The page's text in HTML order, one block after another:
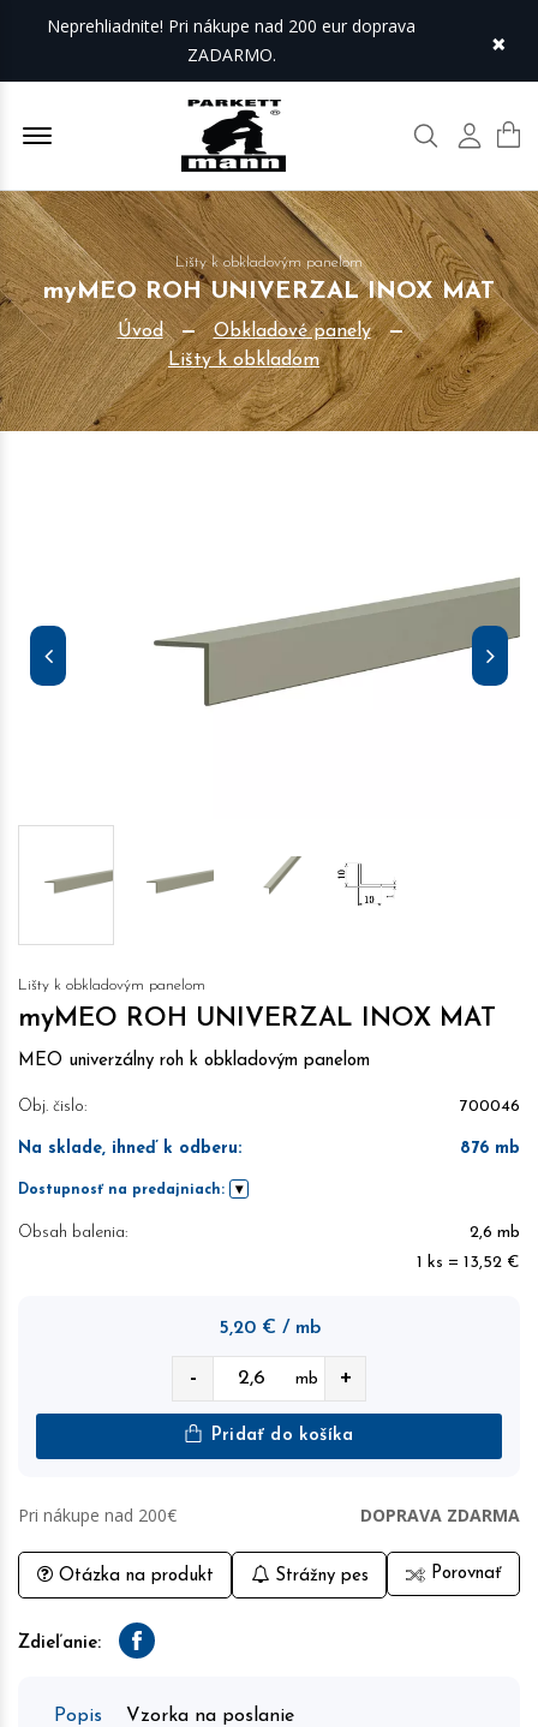
Neprehliadnite! Pri nákupe nad 200 eur doprava
ZADARMO.
×
Offcanvas Menu Open Hľadať Môj
Lišty k obkladovým panelom
myMEO ROH UNIVERZAL INOX MAT
Úvod
Obkladové panely
Lišty k obkladom
Lišty k obkladovým panelom
myMEO ROH UNIVERZAL INOX MAT
MEO univerzálny roh k obkladovým panelom
Obj. čislo: 700046
Na sklade, ihneď k odberu: 876mb
Dostupnosť na predajniach:
Obsah balenia:
2,6 mb
1 ks = 13,52 €
5,20 € / mb
- mb +
Pridať do košíka
Pri nákupe nad 200€ DOPRAVA ZDARMA
Otázka na produkt Strážny pes Porovnať
Zdieľanie: Facebook
Popis Vzorka na poslanie